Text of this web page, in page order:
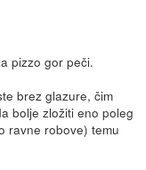
pizzo gor peči.
brez glazure, čim
bolje zložiti eno poleg
ravne robove) temu